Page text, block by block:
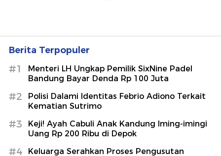
Berita Terpopuler
#1
Menteri LH Ungkap Pemilik SixNine Padel
Bandung Bayar Denda Rp 100 Juta
#2
Polisi Dalami Identitas Febrio Adiono Terkait
Kematian Sutrimo
#3
Keji! Ayah Cabuli Anak Kandung Iming-imingi
Uang Rp 200 Ribu di Depok
#4
Keluarga Serahkan Proses Pengusutan